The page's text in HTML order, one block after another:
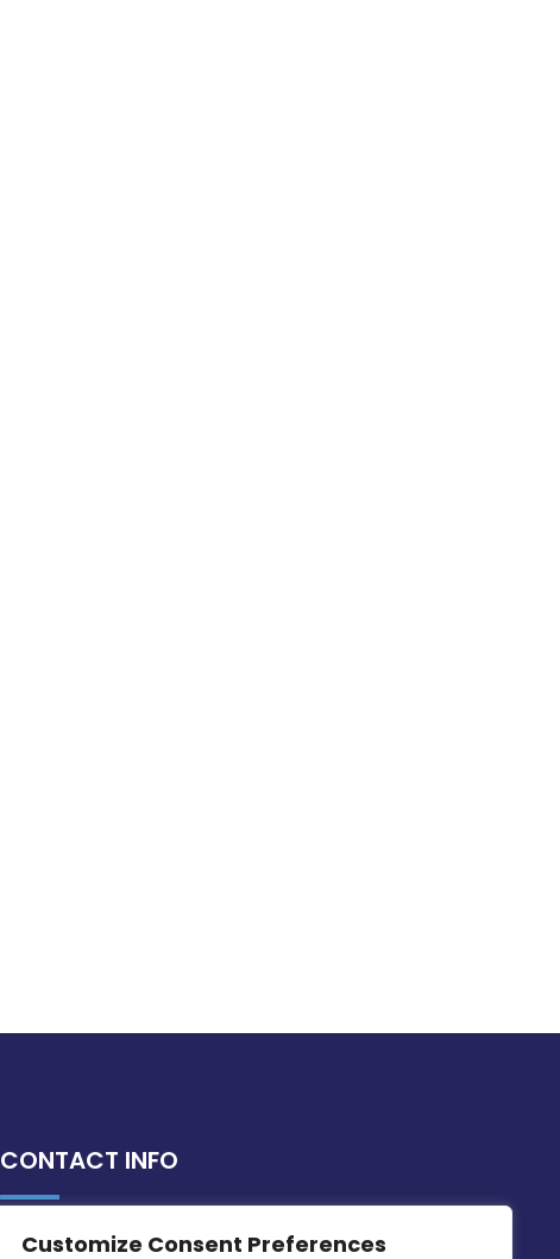
Customize Consent Preferences
CONTACT INFO
MDIA, Twenty20 Business Centre, Triq l-